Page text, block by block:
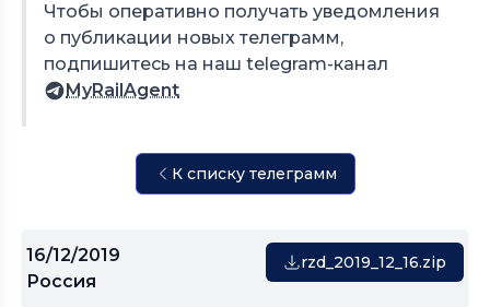
Чтобы оперативно получать уведомления
о публикации новых телеграмм,
подпишитесь на наш telegram-канал
MyRailAgent
К списку телеграмм
16/12/2019
Россия
rzd_2019_12_16.zip